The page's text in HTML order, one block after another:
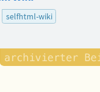
selfhtml-wiki